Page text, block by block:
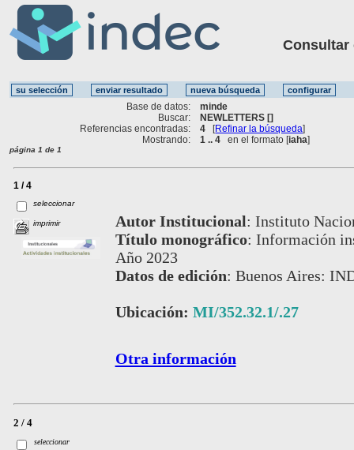
Consultar
Base de datos:
minde
Buscar:
NEWLETTERS []
Referencias encontradas:
4 [Refinar la búsqueda]
Mostrando:
1 .. 4 en el formato [iaha]
página 1 de 1
1 / 4
seleccionar
imprimir Autor Institucional: Instituto
Título monográfico: Información
Año 2023
Datos de edición: Buenos Aires:
Ubicación: MI/352.32.1/.27
Otra información
2 / 4
seleccionar